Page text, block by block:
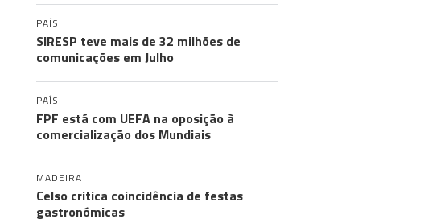
PAÍS
SIRESP teve mais de 32 milhões de
comunicações em Julho
PAÍS
FPF está com UEFA na oposição à
comercialização dos Mundiais
MADEIRA
Celso critica coincidência de festas
gastronómicas